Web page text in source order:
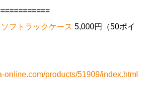
フトラックケース 5,000円（50ポイ
online.com/products/51909/index.html